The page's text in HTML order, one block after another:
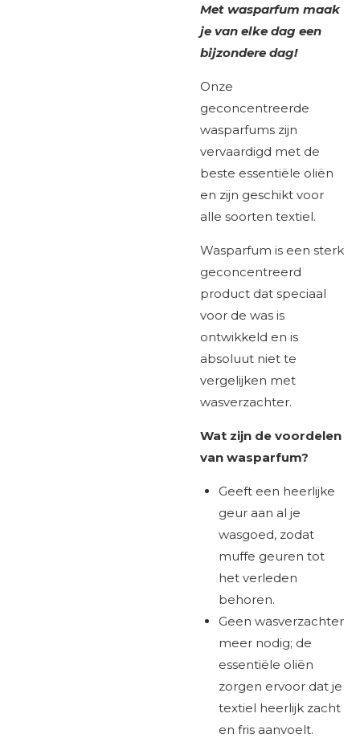
Met wasparfum maak
je van elke dag een
bijzondere dag!
Onze
geconcentreerde
wasparfums zijn
vervaardigd met de
beste essentiële oliën
en zijn geschikt voor
alle soorten textiel.
Wasparfum is een sterk
geconcentreerd
product dat speciaal
voor de was is
ontwikkeld en is
absoluut niet te
vergelijken met
wasverzachter.
Wat zijn de voordelen
van wasparfum?
Geeft een heerlijke
geur aan al je
wasgoed, zodat
muffe geuren tot
het verleden
behoren.
Geen wasverzachter
meer nodig; de
essentiële oliën
zorgen ervoor dat je
textiel heerlijk zacht
en fris aanvoelt.